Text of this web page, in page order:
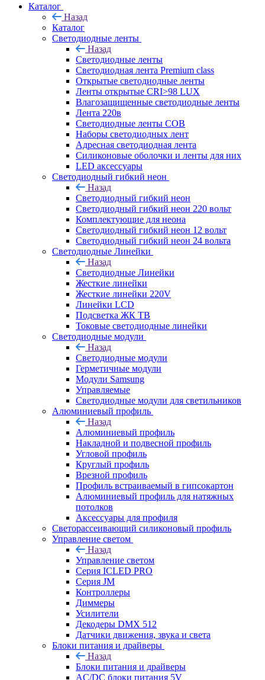
Каталог
Назад
Каталог
Светодиодные ленты
Назад
Светодиодные ленты
Светодиодная лента Premium class
Открытые светодиодные ленты
Ленты открытые CRI>98 LUX
Влагозащищенные светодиодные ленты
Лента 220в
Светодиодные ленты COB
Наборы светодиодных лент
Адресная светодиодная лента
Силиконовые оболочки и ленты для них
LED аксессуары
Светодиодный гибкий неон
Назад
Светодиодный гибкий неон
Светодиодный гибкий неон 220 вольт
Комплектующие для неона
Светодиодный гибкий неон 12 вольт
Светодиодный гибкий неон 24 вольта
Светодиодные Линейки
Назад
Светодиодные Линейки
Жесткие линейки
Жесткие линейки 220V
Линейки LCD
Подсветка ЖК ТВ
Токовые светодиодные линейки
Светодиодные модули
Назад
Светодиодные модули
Герметичные модули
Модули Samsung
Управляемые
Светодиодные модули для светильников
Алюминиевый профиль
Назад
Алюминиевый профиль
Накладной и подвесной профиль
Угловой профиль
Круглый профиль
Врезной профиль
Профиль встраиваемый в гипсокартон
Алюминиевый профиль для натяжных
потолков
Аксессуары для профиля
Светорассеивающий силиконовый профиль
Управление светом
Назад
Управление светом
Серия ICLED PRO
Серия JM
Контроллеры
Диммеры
Усилители
Декодеры DMX 512
Датчики движения, звука и света
Блоки питания и драйверы
Назад
Блоки питания и драйверы
AC/DC блоки питания 5V